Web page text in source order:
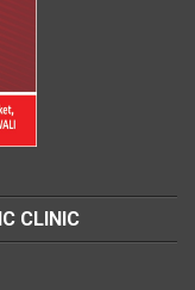
CLINIC